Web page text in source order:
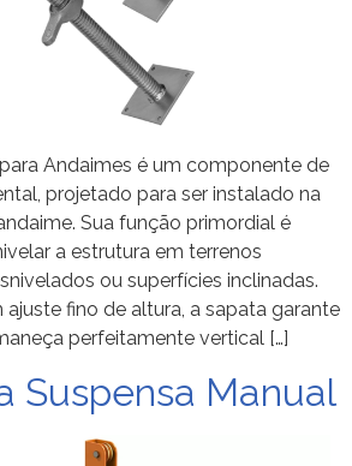
Andaimes é um componente de
projetado para ser instalado na
Sua função primordial é
a estrutura em terrenos
ou superfícies inclinadas.
fino de altura, a sapata garante
perfeitamente vertical […]
Suspensa Manual